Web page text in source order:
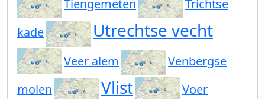
Tiengemeten
Trichtse
kade
Utrechtse vecht
Veer alem
Venbergse
molen
Vlist
Voer